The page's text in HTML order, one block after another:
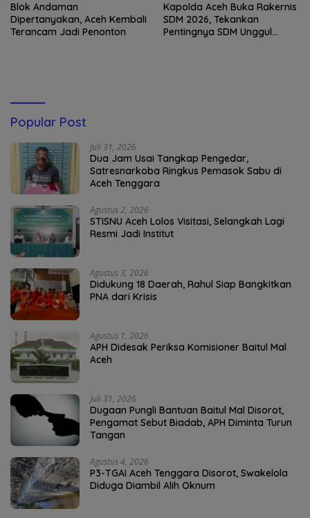
Blok Andaman
Dipertanyakan, Aceh Kembali
Terancam Jadi Penonton
Kapolda Aceh Buka Rakernis
SDM 2026, Tekankan
Pentingnya SDM Unggul
Popular Post
Juli 31, 2026
Dua Jam Usai Tangkap Pengedar,
Satresnarkoba Ringkus Pemasok Sabu di
Aceh Tenggara
Agustus 2, 2026
STISNU Aceh Lolos Visitasi, Selangkah Lagi
Resmi Jadi Institut
Agustus 3, 2026
Didukung 18 Daerah, Rahul Siap Bangkitkan
PNA dari Krisis
Agustus 1, 2026
APH Didesak Periksa Komisioner Baitul Mal
Aceh
Juli 31, 2026
Dugaan Pungli Bantuan Baitul Mal Disorot,
Pengamat Sebut Biadab, APH Diminta Turun
Tangan
Agustus 4, 2026
P3-TGAI Aceh Tenggara Disorot, Swakelola
Diduga Diambil Alih Oknum